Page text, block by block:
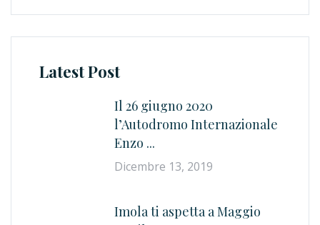
Latest Post
Il 26 giugno 2020
l’Autodromo Internazionale
Enzo ...
Dicembre 13, 2019
Imola ti aspetta a Maggio